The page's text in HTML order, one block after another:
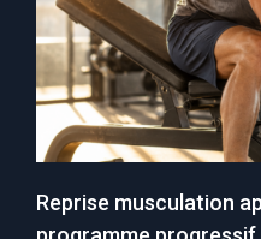
Reprise musculation